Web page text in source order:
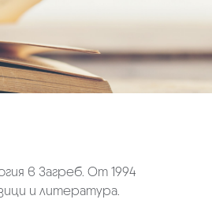
в Загреб. От 1994
и литература.